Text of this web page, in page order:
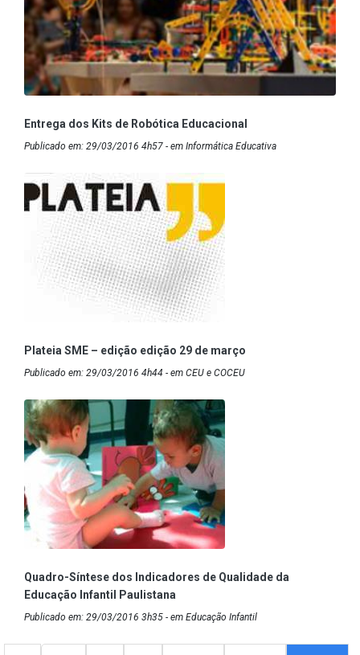
Entrega dos Kits de Robótica Educacional
Publicado em: 29/03/2016 4h57 - em Informática Educativa
Plateia SME – edição edição 29 de março
Publicado em: 29/03/2016 4h44 - em CEU e COCEU
Quadro-Síntese dos Indicadores de Qualidade da
Educação Infantil Paulistana
Publicado em: 29/03/2016 3h35 - em Educação Infantil